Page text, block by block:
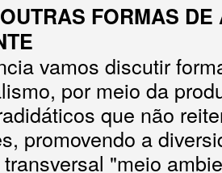
FORMAS
vamos discutir
por meio da
que não
promovendo a
"meio